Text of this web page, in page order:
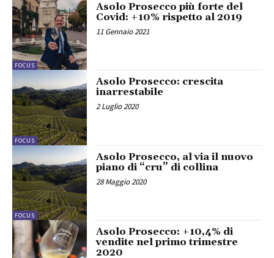
FOCUS
Asolo Prosecco più forte del
Covid: +10% rispetto al 2019
11 Gennaio 2021
FOCUS
Asolo Prosecco: crescita
inarrestabile
2 Luglio 2020
FOCUS
Asolo Prosecco, al via il nuovo
piano di “cru” di collina
28 Maggio 2020
Asolo Prosecco: +10,4% di
vendite nel primo trimestre
2020